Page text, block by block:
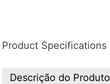
Product Specifications
Descrição do Produto